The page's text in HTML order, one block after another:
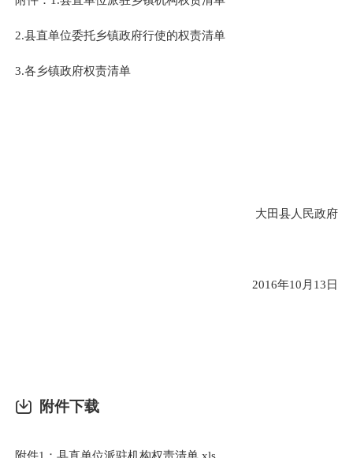
2.县直单位委托乡镇政府行使的权责清单
3.各乡镇政府权责清单
大田县人民政府
2016年10月13日
附件下载
附件1：县直单位派驻机构权责清单.xls